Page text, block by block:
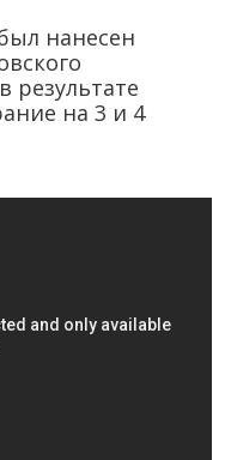
нанесен
результате
на 3 и 4